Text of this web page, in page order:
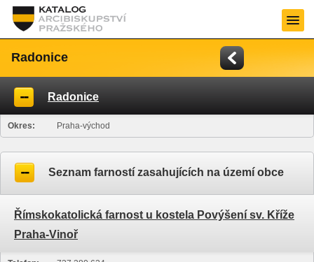
Radonice
Radonice
Okres: Praha-východ
Seznam farností zasahujících na území obce
Římskokatolická farnost u kostela Povýšení sv. Kříže
Praha-Vinoř